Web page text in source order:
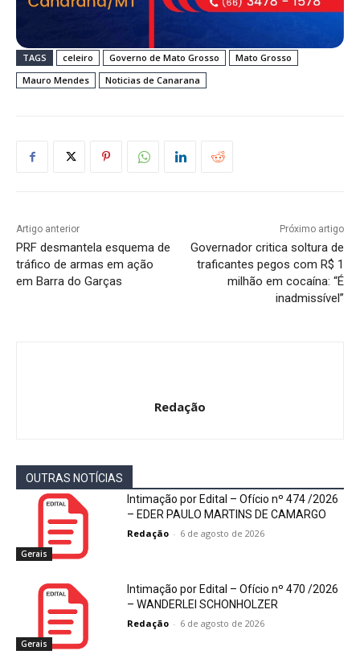
TAGS celeiro Governo de Mato Grosso
Mato Grosso
Mauro Mendes
Noticias de Canarana
Artigo anterior
PRF desmantela esquema de
tráfico de armas em ação
em Barra do Garças
Próximo artigo
Governador critica soltura de
traficantes pegos com R$ 1
milhão em cocaína: “É
inadmissível”
Redação
OUTRAS NOTÍCIAS
Gerais
Intimação por Edital – Ofício nº 474 /2026
– EDER PAULO MARTINS DE CAMARGO
Redação - 6 de agosto de 2026
Gerais
Intimação por Edital – Ofício nº 470 /2026
– WANDERLEI SCHONHOLZER
Redação - 6 de agosto de 2026